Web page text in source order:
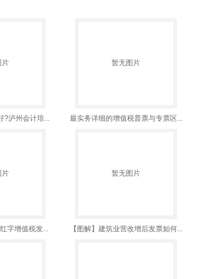
片
?泸州会计培...
暂无图片
最实务详细的增值税普票与专票区...
片
字增值税发...
暂无图片
【图解】建筑业营改增后发票如何...